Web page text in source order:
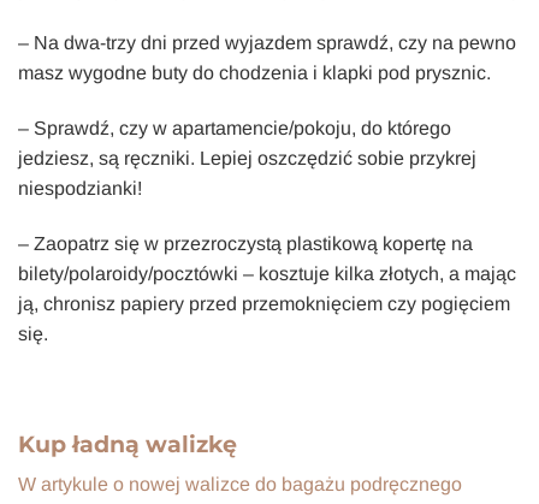
– Na dwa-trzy dni przed wyjazdem sprawdź, czy na pewno
masz wygodne buty do chodzenia i klapki pod prysznic.
– Sprawdź, czy w apartamencie/pokoju, do którego
jedziesz, są ręczniki. Lepiej oszczędzić sobie przykrej
niespodzianki!
– Zaopatrz się w przezroczystą plastikową kopertę na
bilety/polaroidy/pocztówki – kosztuje kilka złotych, a mając
ją, chronisz papiery przed przemoknięciem czy pogięciem
się.
Kup ładną walizkę
W artykule o nowej walizce do bagażu podręcznego